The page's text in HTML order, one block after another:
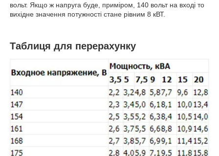
вольт. Якщо ж напруга буде, приміром, 140 вольт на вході то
вихідне значення потужності стане рівним 8 кВТ.
Таблиця для перерахунку